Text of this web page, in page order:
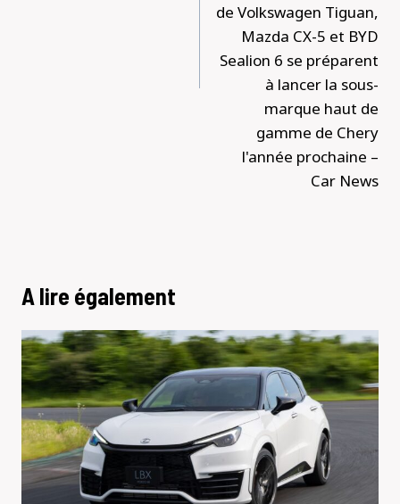
de Volkswagen Tiguan,
Mazda CX-5 et BYD
Sealion 6 se préparent
à lancer la sous-
marque haut de
gamme de Chery
l'année prochaine –
Car News
A lire également